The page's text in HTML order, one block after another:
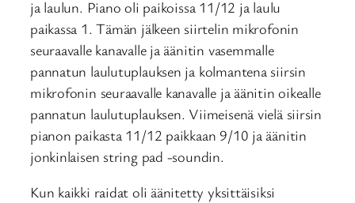
ja laulun. Piano oli paikoissa 11/12 ja laulu
paikassa 1. Tämän jälkeen siirtelin mikrofonin
seuraavalle kanavalle ja äänitin vasemmalle
pannatun laulutuplauksen ja kolmantena siirsin
mikrofonin seuraavalle kanavalle ja äänitin oikealle
pannatun laulutuplauksen. Viimeisenä vielä siirsin
pianon paikasta 11/12 paikkaan 9/10 ja äänitin
jonkinlaisen string pad -soundin.
Kun kaikki raidat oli äänitetty yksittäisiksi